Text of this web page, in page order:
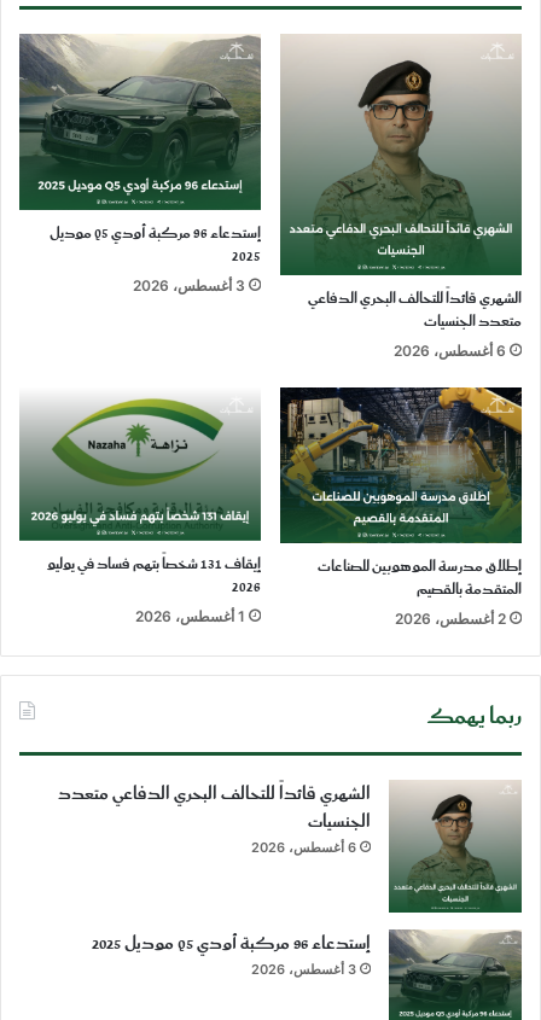
الشهري قائداً للتحالف البحري الدفاعي
متعدد الجنسيات
6 أغسطس، 2026
إستدعاء 96 مركبة أودي Q5 موديل
2025
3 أغسطس، 2026
إطلاق مدرسة الموهوبين للصناعات
المتقدمة بالقصيم
2 أغسطس، 2026
إيقاف 131 شخصاً بتهم فساد في يوليو
2026
1 أغسطس، 2026
ربما يهمك
الشهري قائداً للتحالف البحري الدفاعي متعدد
الجنسيات
6 أغسطس، 2026
إستدعاء 96 مركبة أودي Q5 موديل 2025
3 أغسطس، 2026